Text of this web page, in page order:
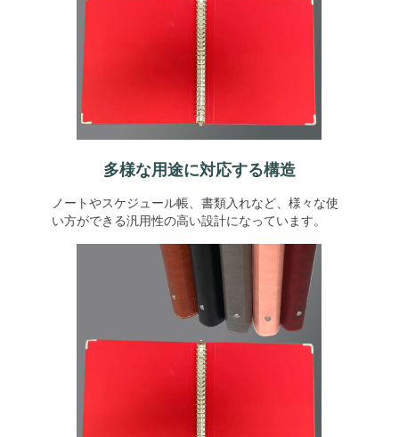
多様な用途に対応する構造
ノートやスケジュール帳、書類入れなど、様々な使
い方ができる汎用性の高い設計になっています。